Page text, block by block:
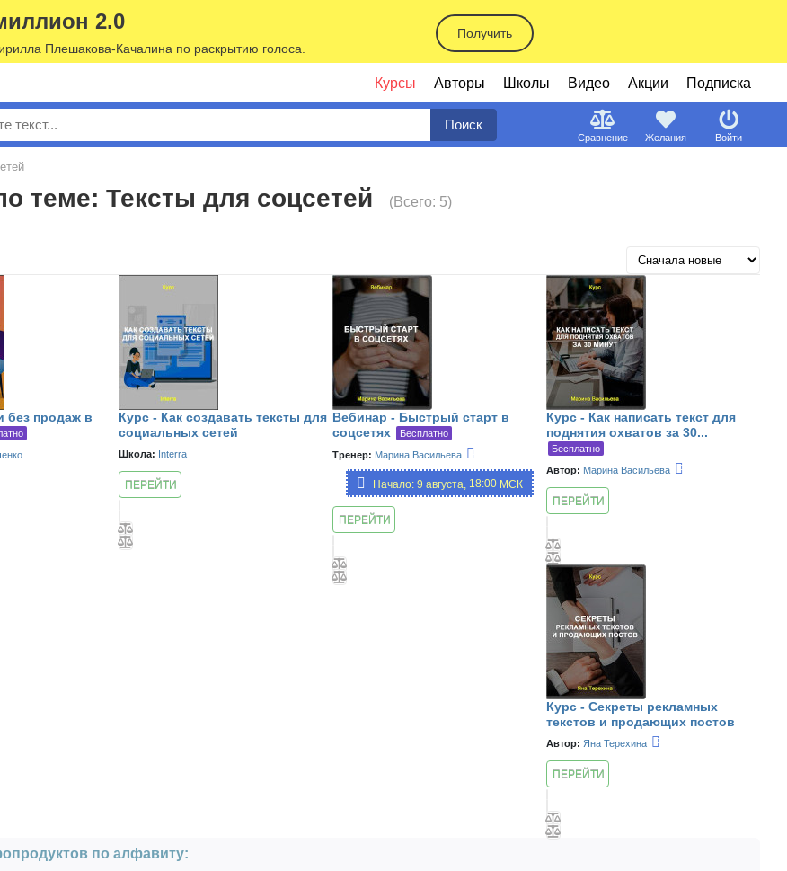
2.0
Плешакова-Качалина по раскрытию голоса.
Получить
Курсы Авторы Школы Видео Акции Подписка
Поиск
Сравнение Желания Войти
теме: Тексты для соцсетей (Всего: 5)
без продаж в
Курс - Как создавать тексты для
социальных сетей
Школа: Interra
ПЕРЕЙТИ
Вебинар - Быстрый старт в
соцсетях
Бесплатно
Тренер: Марина Васильева
Начало: 9 августа, 18:00МСК
ПЕРЕЙТИ
ЗАНЯТИЮ
Курс - Как написать текст для
поднятия охватов за 30...
Бесплатно
Автор: Марина Васильева
ПЕРЕЙТИ
Курс - Секреты рекламных
текстов и продающих постов
Автор: Яна Терехина
ПЕРЕЙТИ
по алфавиту: